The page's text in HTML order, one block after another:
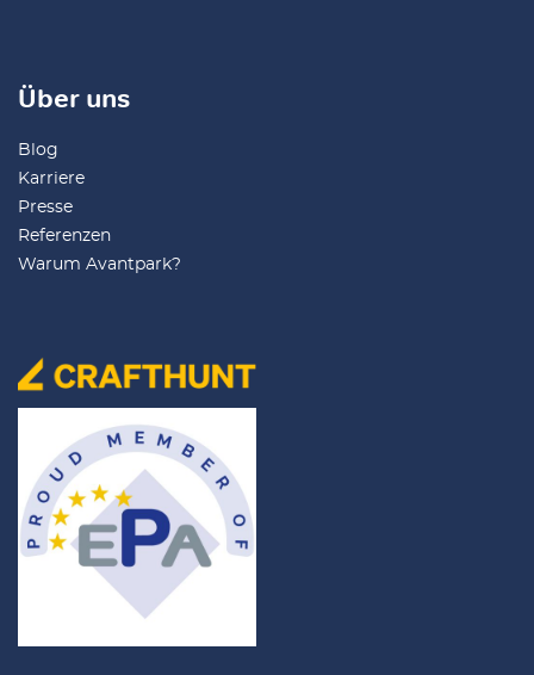
Über uns
Blog
Karriere
Presse
Referenzen
Warum Avantpark?